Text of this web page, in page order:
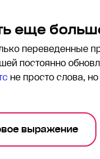
еще
переведенные
постоянно
не просто слова,
выражение